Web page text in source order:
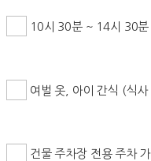
10시 30분 ~ 14시 30분
여벌 옷, 아이 간식 (식
건물 주차장 전용 주차